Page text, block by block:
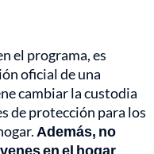
el programa, es
oficial de una
cambiar la custodia
de protección para los
Además, no
en el hogar